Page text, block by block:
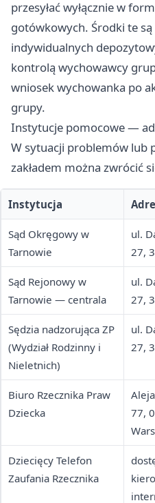
przesyłać wyłącznie w
gotówkowych. Środki te
indywidualnych
kontrolą wychowawcy
wniosek wychowanka po
grupy.
Instytucje pomocowe —
W sytuacji problemów lub
zakładem można zwrócić
Instytucja
Sąd Okręgowy w
Tarnowie
ul.
27,
Sąd Rejonowy w
Tarnowie — centrala
ul.
27,
Sędzia nadzorująca ZP
(Wydział Rodzinny i
Nieletnich)
ul.
27,
Biuro Rzecznika Praw
Dziecka
77,
Dziecięcy Telefon
Zaufania Rzecznika